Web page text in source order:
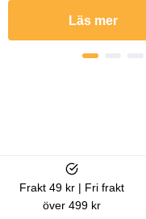
Läs mer
Frakt 49 kr | Fri frakt
över 499 kr